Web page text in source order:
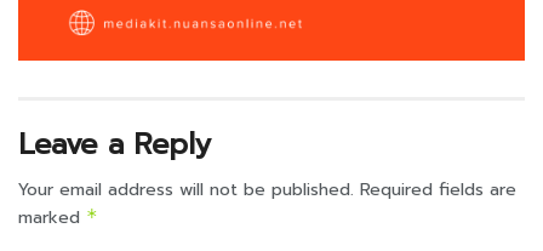
Leave a Reply
Your email address will not be published. Required fields are
marked *